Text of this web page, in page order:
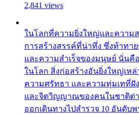
2,841 views
ในโลกที่ความยิ่งใหญ่และความ
การสร้างสรรค์ที่น่าทึ่ง ซึ่งท้าทา
และความสำเร็จของมนุษย์ นั่น
ในโลก สิ่งก่อสร้างอันยิ่งใหญ่เหล่
ความศรัทธา และความทุ่มเทที่ฝั
และจิตวิญญาณของคนในชาติต่า
ออกเดินทางไปสำรวจ 10 อันดับ